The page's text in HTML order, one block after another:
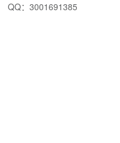
QQ：3001691385